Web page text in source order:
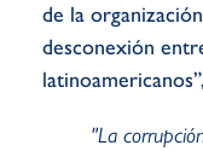
de la
desconexión
"La